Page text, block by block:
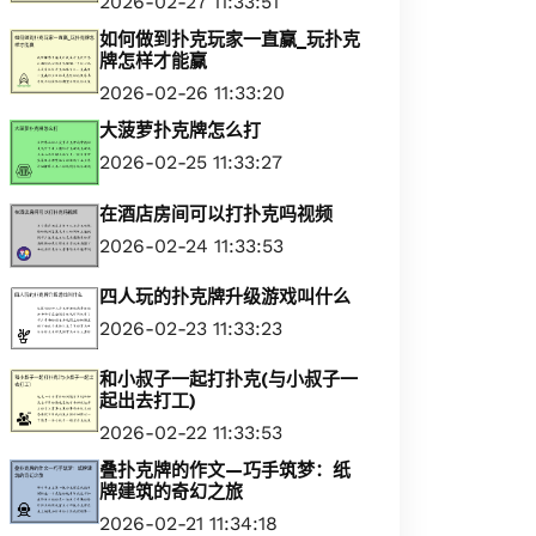
如何做到扑克玩家一直赢_玩扑克
牌怎样才能赢
2026-02-26 11:33:20
大菠萝扑克牌怎么打
2026-02-25 11:33:27
在酒店房间可以打扑克吗视频
2026-02-24 11:33:53
四人玩的扑克牌升级游戏叫什么
2026-02-23 11:33:23
和小叔子一起打扑克(与小叔子一
起出去打工)
2026-02-22 11:33:53
叠扑克牌的作文—巧手筑梦：纸
牌建筑的奇幻之旅
2026-02-21 11:34:18